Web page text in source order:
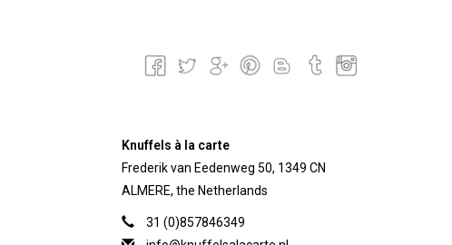
Knuffels à la carte
Frederik van Eedenweg 50, 1349 CN
ALMERE, the Netherlands
31 (0)857846349